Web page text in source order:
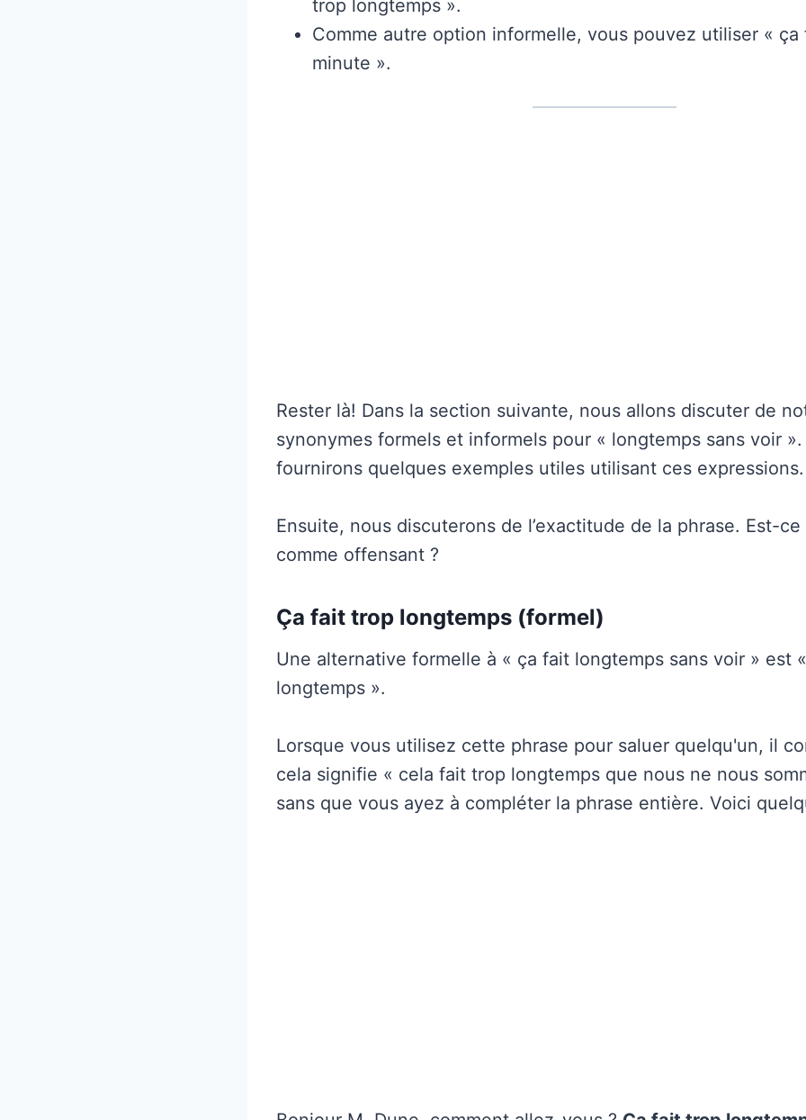
trop longtemps ».
Comme autre option informelle, vous pouvez utiliser « ça
minute ».
Rester là! Dans la section suivante, nous allons discuter de
synonymes formels et informels pour « longtemps sans voir
fournirons quelques exemples utiles utilisant ces expressions.
Ensuite, nous discuterons de l’exactitude de la phrase. Est-
comme offensant ?
Ça fait trop longtemps (formel)
Une alternative formelle à « ça fait longtemps sans voir » est
longtemps ».
Lorsque vous utilisez cette phrase pour saluer quelqu'un, il
cela signifie « cela fait trop longtemps que nous ne nous
sans que vous ayez à compléter la phrase entière. Voici